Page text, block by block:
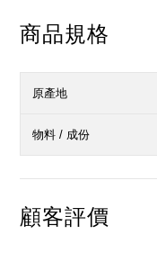
商品規格
原產地
物料 / 成份
顧客評價